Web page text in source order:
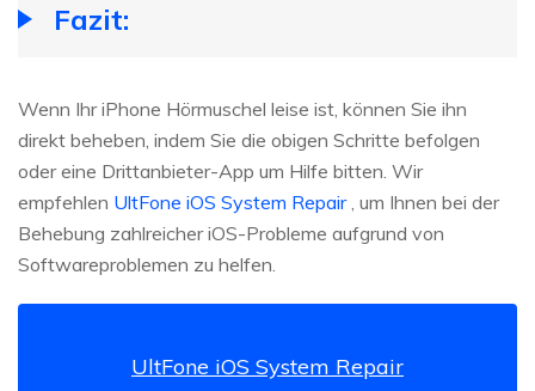
Fazit:
Wenn Ihr iPhone Hörmuschel leise ist, können Sie ihn
direkt beheben, indem Sie die obigen Schritte befolgen
oder eine Drittanbieter-App um Hilfe bitten. Wir
empfehlen UltFone iOS System Repair, um Ihnen bei der
Behebung zahlreicher iOS-Probleme aufgrund von
Softwareproblemen zu helfen.
UltFone iOS System Repair